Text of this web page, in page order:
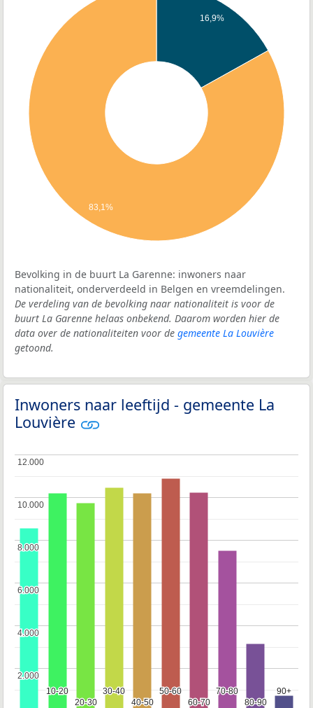
16,9%
83,1%
Bevolking in de buurt La Garenne: inwoners naar
nationaliteit, onderverdeeld in Belgen en vreemdelingen.
De verdeling van de bevolking naar nationaliteit is voor de
buurt La Garenne helaas onbekend. Daarom worden hier de
data over de nationaliteiten voor de gemeente La Louvière
getoond.
Inwoners naar leeftijd - gemeente La
Louvière
10-20
10-20
20-30
20-30
30-40
30-40
40-50
40-50
50-60
50-60
60-70
60-70
70-80
70-80
80-90
80-90
90+
90+
2.000
2.000
4.000
4.000
6.000
6.000
8.000
8.000
10.000
10.000
12.000
12.000